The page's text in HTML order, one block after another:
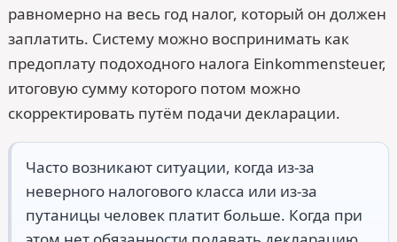
равномерно на весь год налог, который он должен
заплатить. Систему можно воспринимать как
предоплату подоходного налога Einkommensteuer,
итоговую сумму которого потом можно
скорректировать путём подачи декларации.
Часто возникают ситуации, когда из-за
неверного налогового класса или из-за
путаницы человек платит больше. Когда при